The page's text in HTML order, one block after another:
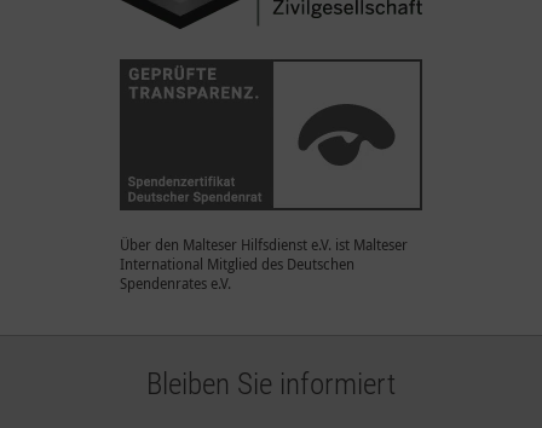
Über den Malteser Hilfsdienst e.V. ist Malteser
International Mitglied des Deutschen
Spendenrates e.V.
Bleiben Sie informiert